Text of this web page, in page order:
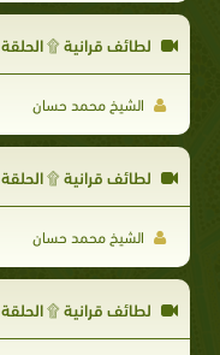
لطائف قرانية ۩ الحلقة 5
الشيخ محمد حسان
لطائف قرانية ۩ الحلقة 29
الشيخ محمد حسان
لطائف قرانية ۩ الحلقة 10